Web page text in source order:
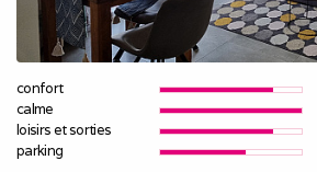
confort
calme
loisirs et sorties
parking